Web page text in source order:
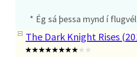
* Ég sá þessa mynd í
The Dark Knight Rises